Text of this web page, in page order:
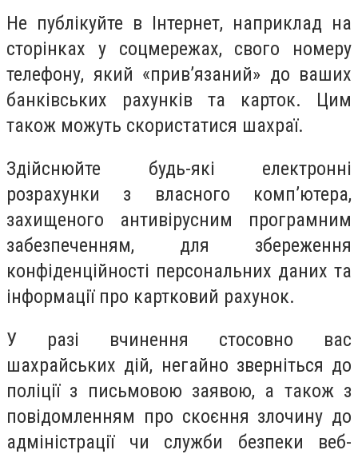
Не публікуйте в Інтернет, наприклад на
сторінках у соцмережах, свого номеру
телефону, який «прив’язаний» до ваших
банківських рахунків та карток. Цим
також можуть скористатися шахраї.
Здійснюйте будь-які електронні
розрахунки з власного комп’ютера,
захищеного антивірусним програмним
забезпеченням, для збереження
конфіденційності персональних даних та
інформації про картковий рахунок.
У разі вчинення стосовно вас
шахрайських дій, негайно зверніться до
поліції з письмовою заявою, а також з
повідомленням про скоєння злочину до
адміністрації чи служби безпеки веб-